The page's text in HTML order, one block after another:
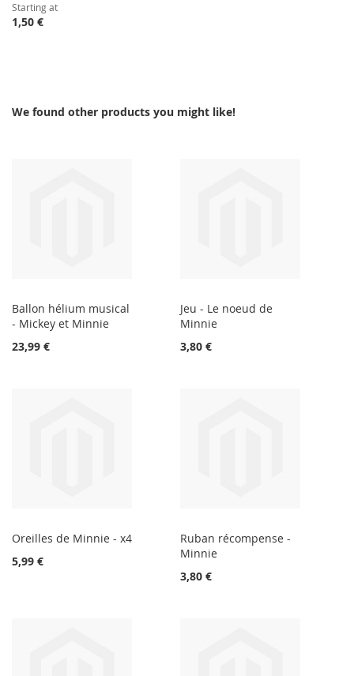
Starting at
1,50 €
We found other products you might like!
Ballon hélium musical
- Mickey et Minnie
23,99 €
Jeu - Le noeud de
Minnie
3,80 €
Oreilles de Minnie - x4
5,99 €
Ruban récompense -
Minnie
3,80 €